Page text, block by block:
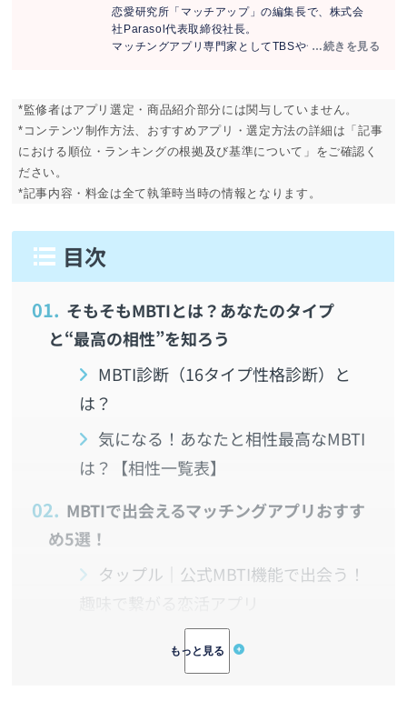
恋愛研究所「マッチアップ」の編集長で、株式会
社Parasol代表取締役社長。
マッチングアプリ専門家としてTBSやテレビ朝
る。
Youtube：登録者数3.4万人
X(旧Twitter)：フォロワー数2.3万人
*監修者はアプリ選定・商品紹介部分には関与していません。
*コンテンツ制作方法、おすすめアプリ・選定方法の詳細は「記事
における順位・ランキングの根拠及び基準について」をご確認く
ださい。
*記事内容・料金は全て執筆時当時の情報となります。
1. そもそもMBTIとは？あなたのタイプ
と“最高の相性”を知ろう
MBTI診断（16タイプ性格診断）と
は？
気になる！あなたと相性最高なMBTI
は？【相性一覧表】
2. MBTIで出会えるマッチングアプリおすす
め5選！
タップル｜公式MBTI機能で出会う！
with｜心理学診断で内面の相性を重
視したいあなたへ